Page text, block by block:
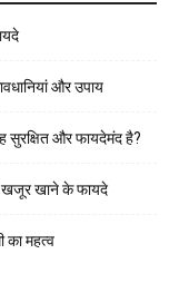
और उपाय
सुरक्षित और फायदेमंद है?
खजूर खाने के फायदे
का महत्व